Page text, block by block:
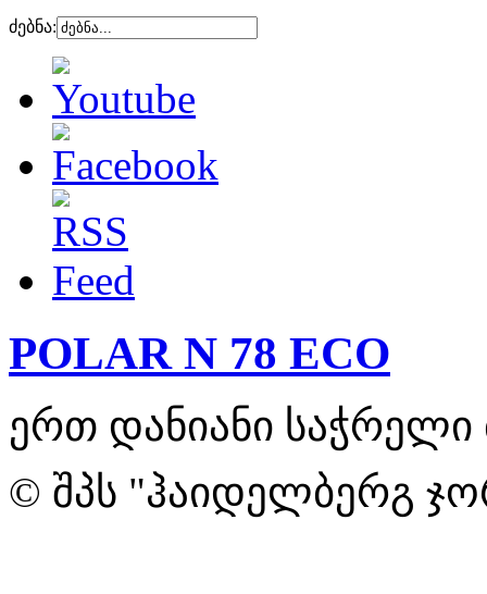
ძებნა:
POLAR N 78 ECO
ერთ დანიანი საჭრელი
© შპს "ჰაიდელბერგ